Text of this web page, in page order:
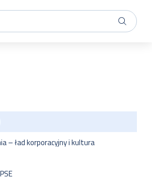
– ład korporacyjny i kultura